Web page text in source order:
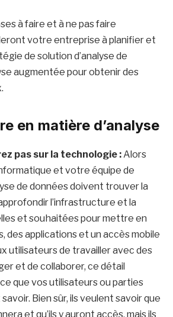
à faire et à ne pas faire
votre entreprise à planifier et
de solution d’analyse de
augmentée pour obtenir des
en matière d’analyse
pas sur la technologie : Alors
et votre équipe de
de données doivent trouver la
l’infrastructure et la
et souhaitées pour mettre en
des applications et un accès mobile
utilisateurs de travailler avec des
et de collaborer, ce détail
que vos utilisateurs ou parties
Bien sûr, ils veulent savoir que
et qu’ils y auront accès, mais ils